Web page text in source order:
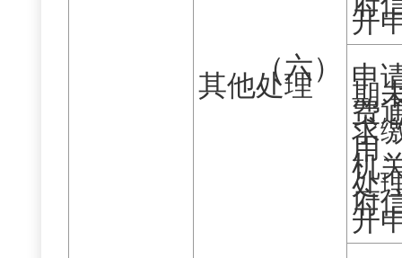
（六）
其他处理
开
申
期
费
求
用
机
处
府
开